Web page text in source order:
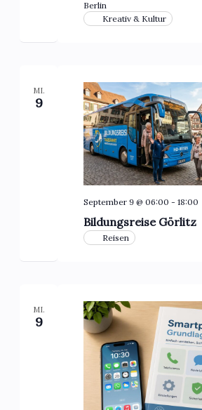
Berlin
Kreativ & Kultur
MI.
9
Bildungsreise Görlitz
September 9 @ 06:00 -18:00
Reisen
MI.
9